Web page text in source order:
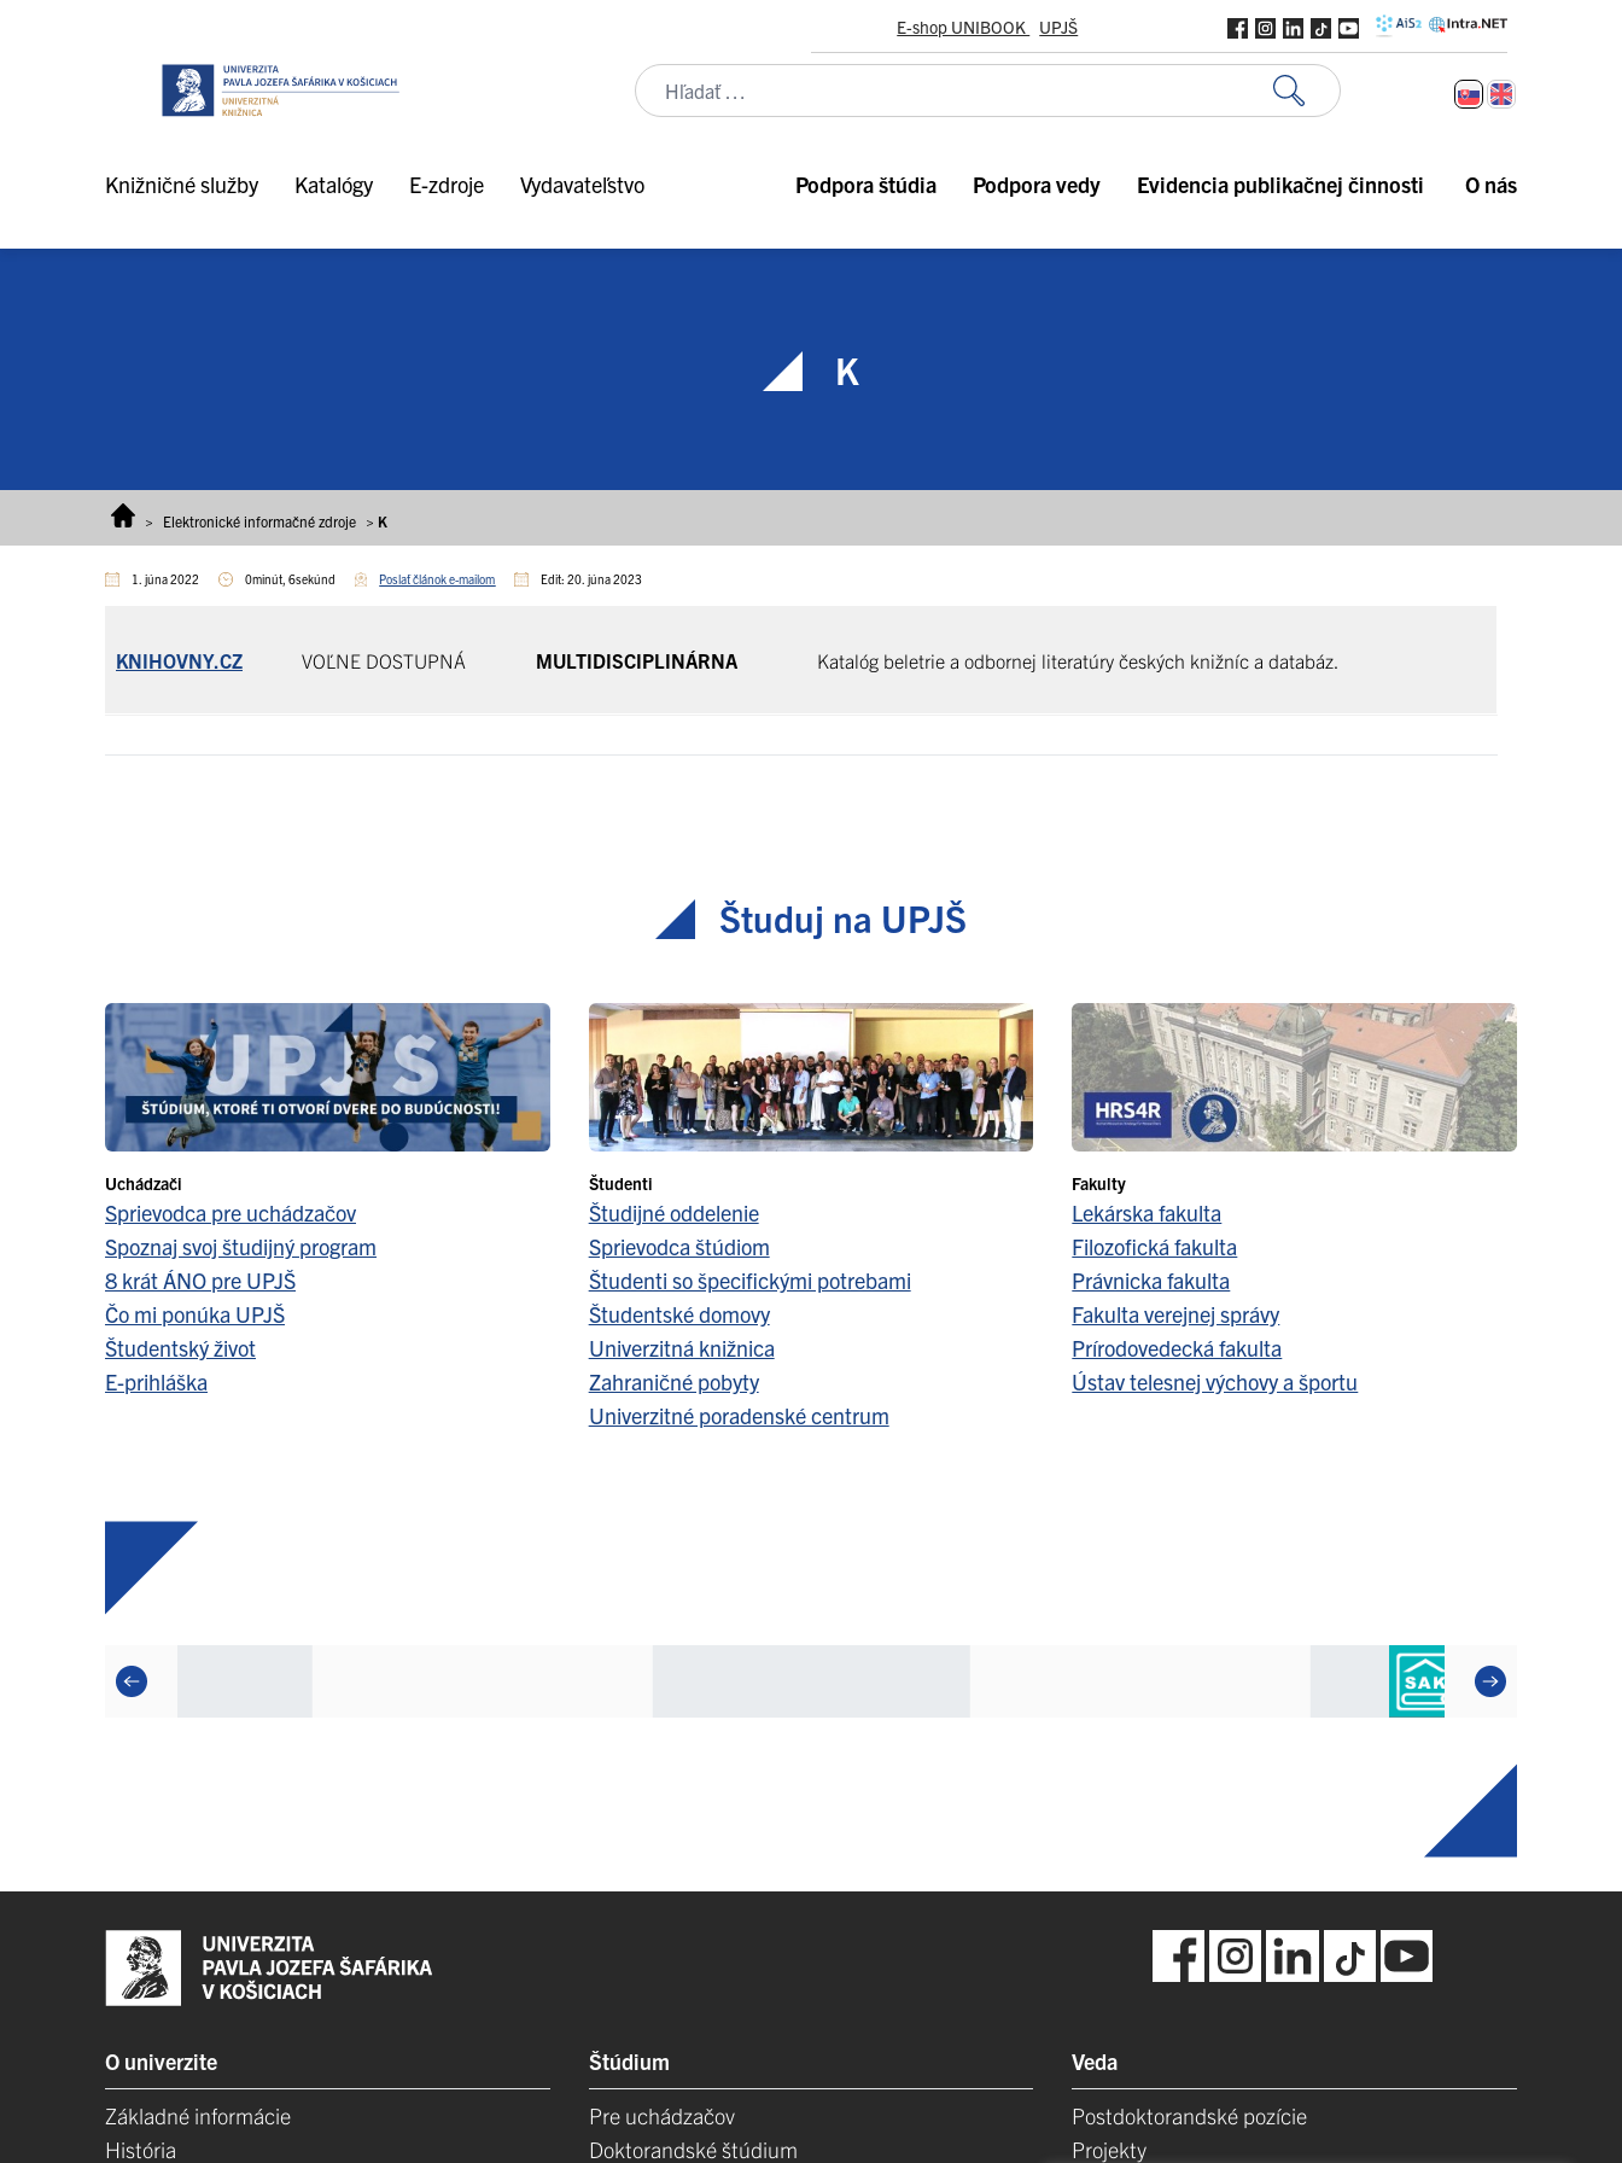
E-shop UNIBOOK UPJŠ
Knižničné služby Katalógy E-zdroje Vydavateľstvo Podpora štúdia Podpora vedy Evidencia publikačnej činnosti O nás
K
> Elektronické informačné zdroje > K
1. júna 2022 0minút, 6sekúnd Poslať článok e-mailom Edit: 20. júna 2023
KNIHOVNY.CZ VOĽNE DOSTUPNÁ MULTIDISCIPLINÁRNA Katalóg beletrie a odbornej literatúry českých knižníc a databáz.
Študuj na UPJŠ
Uchádzači
Sprievodca pre uchádzačov
Spoznaj svoj študijný program
8 krát ÁNO pre UPJŠ
Čo mi ponúka UPJŠ
Študentský život
E-prihláška
Študenti
Študijné oddelenie
Sprievodca štúdiom
Študenti so špecifickými potrebami
Študentské domovy
Univerzitná knižnica
Zahraničné pobyty
Univerzitné poradenské centrum
Fakulty
Lekárska fakulta
Filozofická fakulta
Právnicka fakulta
Fakulta verejnej správy
Prírodovedecká fakulta
Ústav telesnej výchovy a športu
O univerzite
Základné informácie
História
Štúdium
Pre uchádzačov
Doktorandské štúdium
Veda
Postdoktorandské pozície
Projekty